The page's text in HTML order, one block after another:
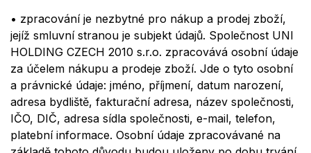
• zpracování je nezbytné pro nákup a prodej zboží,
jejíž smluvní stranou je subjekt údajů. Společnost UNI
HOLDING CZECH 2010 s.r.o. zpracovává osobní údaje
za účelem nákupu a prodeje zboží. Jde o tyto osobní
a právnické údaje: jméno, příjmení, datum narození,
adresa bydliště, fakturační adresa, název společnosti,
IČO, DIČ, adresa sídla společnosti, e-mail, telefon,
platební informace. Osobní údaje zpracovávané na